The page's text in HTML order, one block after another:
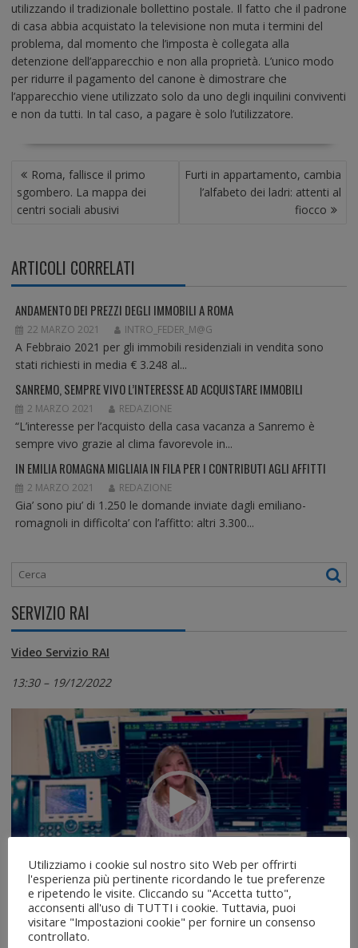
utilizzando il tradizionale bollettino postale. Il fatto che il padrone
di casa abbia acquistato la televisione non muta i termini del
problema, dal momento che l’imposta è collegata alla
detenzione dell’apparecchio e non alla proprietà. L’unico modo
per ridurre il pagamento del canone è dimostrare che
l’apparecchio viene utilizzato solo da uno degli inquilini conviventi
e non da tutti. In tal caso, a pagare è solo l’utilizzatore.
A
V
A
Z
I
O
N
E
A
R
T
C
O
L
Roma, fallisce il primo
sgombero. La mappa dei
centri sociali abusivi
Furti in appartamento, cambia
l’alfabeto dei ladri: attenti al
fiocco
ARTICOLI CORRELATI
ANDAMENTO DEI PREZZI DEGLI IMMOBILI A ROMA
22 MARZO 2021 INTRO_FEDER_M@G
A Febbraio 2021 per gli immobili residenziali in vendita sono
stati richiesti in media € 3.248 al...
SANREMO, SEMPRE VIVO L’INTERESSE AD ACQUISTARE IMMOBILI
2 MARZO 2021 REDAZIONE
“L’interesse per l’acquisto della casa vacanza a Sanremo è
sempre vivo grazie al clima favorevole in...
IN EMILIA ROMAGNA MIGLIAIA IN FILA PER I CONTRIBUTI AGLI AFFITTI
2 MARZO 2021 REDAZIONE
Gia’ sono piu’ di 1.250 le domande inviate dagli emiliano-
romagnoli in difficolta’ con l’affitto: altri 3.300...
SERVIZIO RAI
Video Servizio RAI
13:30 – 19/12/2022
00:00 02:07
SCARICA I PDF
Utilizziamo i cookie sul nostro sito Web per offrirti
l'esperienza più pertinente ricordando le tue preferenze
e ripetendo le visite. Cliccando su "Accetta tutto",
acconsenti all'uso di TUTTI i cookie. Tuttavia, puoi
visitare "Impostazioni cookie" per fornire un consenso
controllato.